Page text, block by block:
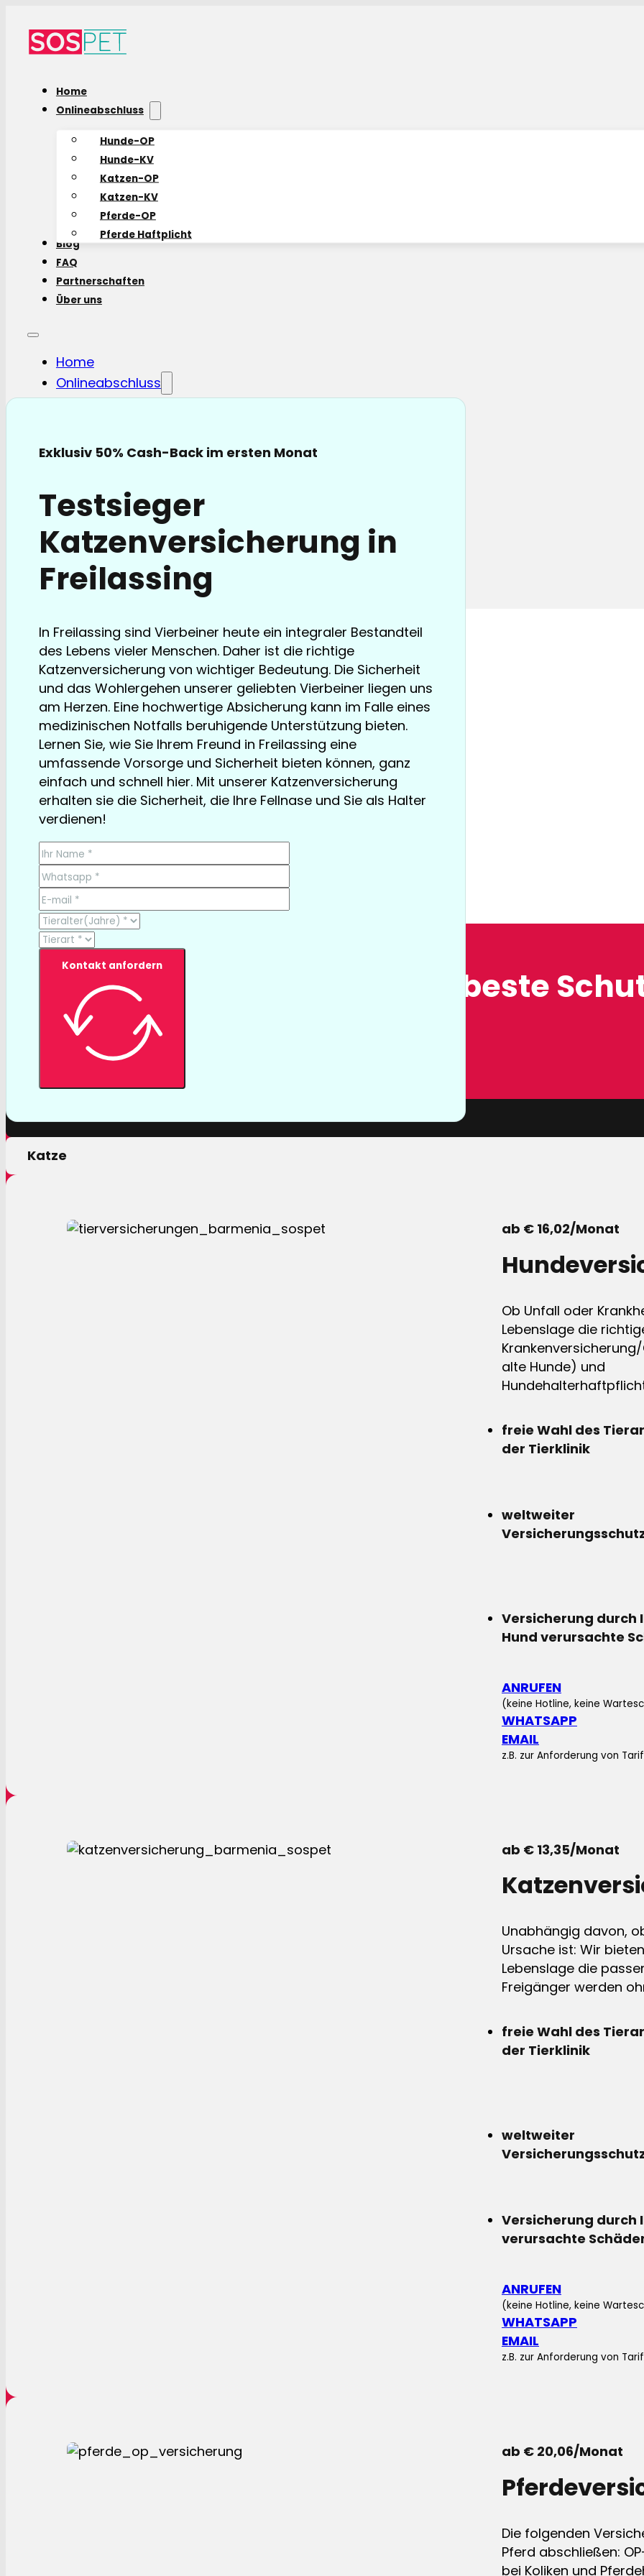
Home
Onlineabschluss
Hunde-OP
Hunde-KV
Katzen-OP
Katzen-KV
Pferde-OP
Pferde Haftplicht
Blog
FAQ
Partnerschaften
Über uns
Home
Onlineabschluss
Hunde-OP
Katzen-KV
Pferde Haftplicht
Blog
FAQ
Partnerschaften
Über uns
Exklusiv 50% Cash-Back im ersten Monat
Testsieger
Katzenversicherung in
Freilassing
In Freilassing sind Vierbeiner heute ein integraler Bestandteil
des Lebens vieler Menschen. Daher ist die richtige
Katzenversicherung von wichtiger Bedeutung. Die Sicherheit
und das Wohlergehen unserer geliebten Vierbeiner liegen uns
am Herzen. Eine hochwertige Absicherung kann im Falle eines
medizinischen Notfalls beruhigende Unterstützung bieten.
Lernen Sie, wie Sie Ihrem Freund in Freilassing eine
umfassende Vorsorge und Sicherheit bieten können, ganz
einfach und schnell hier. Mit unserer Katzenversicherung
erhalten sie die Sicherheit, die Ihre Fellnase und Sie als Halter
verdienen!
Kontakt anfordern
TESTSIEGER bereits ab € 13,35/Monat
Tierversicherung, der beste
Mit einer Tierversicherung der Barmenia profitieren sie nicht
nur von erstklassigen Leistungen, sondern auch von unserer
Hund
Katze
ab € 16,02/Monat
Ob Unfall oder
Lebenslage die
alte Hunde) und
freie Wahl des
der Tierklinik
weltweiter
Versicherung durch
Hund verursachte
ANRUFEN
(keine Hotline, keine
WHATSAPP
EMAIL
z.B. zur Anforderung von
ab € 13,35/Monat
Unabhängig davon,
Ursache ist: Wir
Lebenslage die
Freigänger werden
freie Wahl des
der Tierklinik
weltweiter
Versicherung durch
verursachte
ANRUFEN
(keine Hotline, keine
WHATSAPP
EMAIL
z.B. zur Anforderung von
ab € 20,06/Monat
Die folgenden
Pferd abschließen:
bei Koliken und